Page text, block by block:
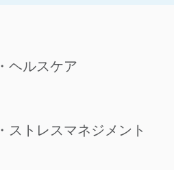
​・ヘルスケア
・ストレスマネジメント